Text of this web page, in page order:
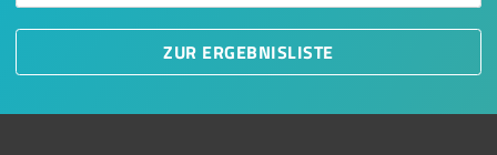
ZUR ERGEBNISLISTE